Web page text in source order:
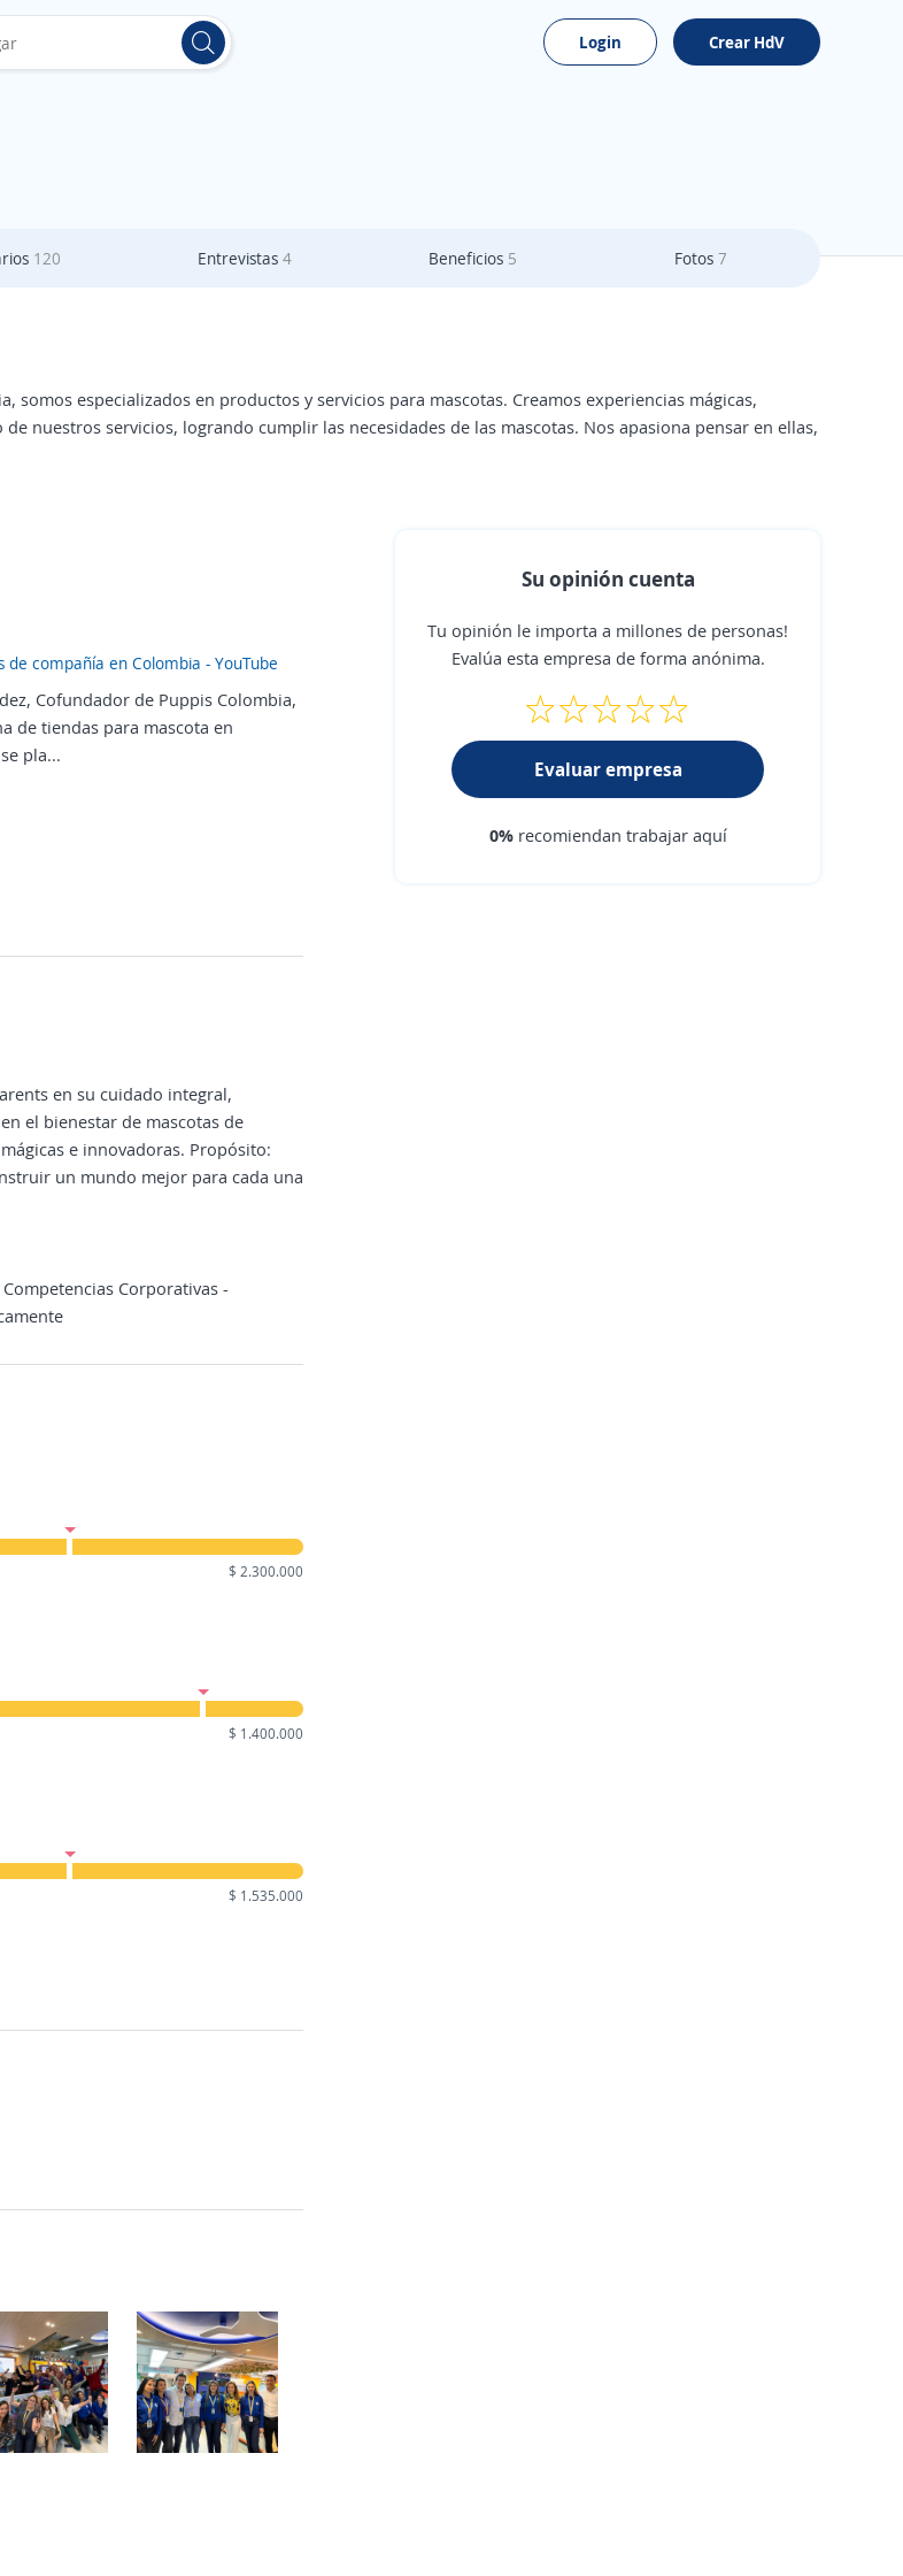
Login Crear HdV
120 Entrevistas4 Beneficios 5 Fotos 7
especializados en productos y servicios para mascotas. Creamos experiencias mágicas,
nuestros servicios, logrando cumplir las necesidades de las mascotas. Nos apasiona pensar en ellas,
compañía en Colombia - YouTube
Cofundador de Puppis Colombia,
de tiendas para mascota en
pla...
en su cuidado integral,
el bienestar de mascotas de
e innovadoras. Propósito:
un mundo mejor para cada una
Corporativas -
$ 2.300.000
$ 1.400.000
$ 1.535.000
Su opinión cuenta
Tu opinión le importa a millones de personas!
Evalúa esta empresa de forma anónima.
Evaluar empresa
0%recomiendan trabajar aquí